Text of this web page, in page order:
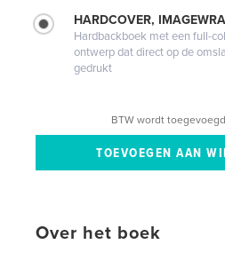
HARDCOVER,
Hardbackboek met een full-
ontwerp dat direct op de
gedrukt
BTW wordt
Over het boek